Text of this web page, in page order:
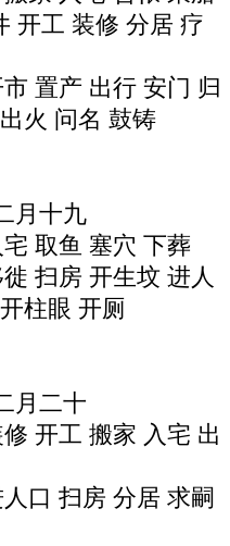
开工 装修 分居 疗
置产 出行 安门 归
火 问名 鼓铸
月十九
宅 取鱼 塞穴 下葬
扫房 开生坟 进人
柱眼 开厕
月二十
开工 搬家 入宅 出
口 扫房 分居 求嗣